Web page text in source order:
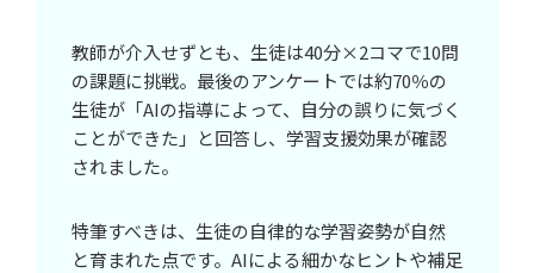
教師が介入せずとも、生徒は40分×2コマで10問
の課題に挑戦。最後のアンケートでは約70％の
生徒が「AIの指導によって、自分の誤りに気づく
ことができた」と回答し、学習支援効果が確認
されました。
特筆すべきは、生徒の自律的な学習姿勢が自然
と育まれた点です。AIによる細かなヒントや補足